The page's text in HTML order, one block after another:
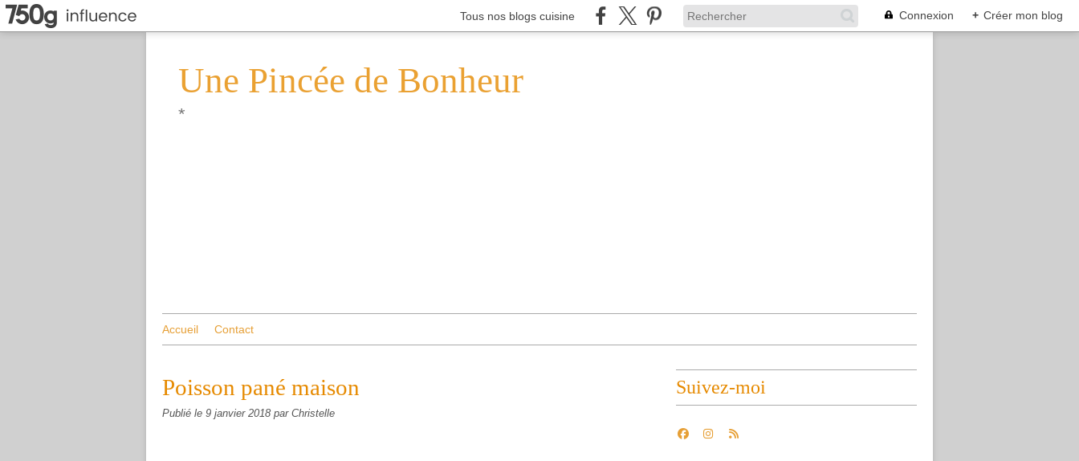
Tous nos blogs cuisine Connexion + Créer mon blog
Une Pincée de Bonheur
*
Accueil Contact
Poisson pané maison
Publié le 9 janvier 2018 par Christelle
Suivez-moi